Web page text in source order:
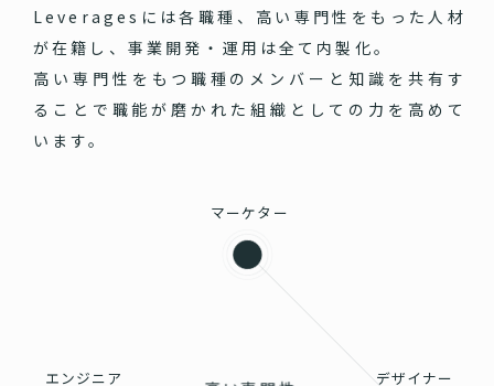
マーケター
デザイナー
エンジニア
Leveragesには各職種、高い専門性をもった人材
が在籍し、事業開発・運用は全て内製化。
高い専門性をもつ職種のメンバーと知識を共有す
ることで職能が磨かれた組織としての力を高めて
います。